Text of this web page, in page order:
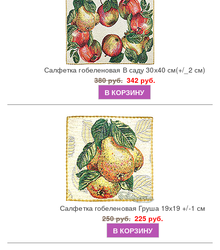
Салфетка гобеленовая В саду 30х40 см(+/_2 см)
380 руб. 342 руб.
В КОРЗИНУ
Салфетка гобеленовая Груша 19х19 +/-1 см
250 руб. 225 руб.
В КОРЗИНУ